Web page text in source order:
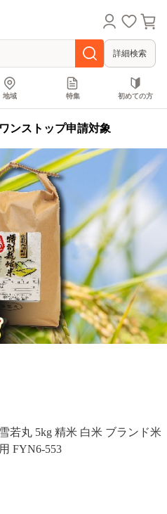
詳細検索
地域 特集 初めての方
ンストップ申請対象
若丸 5kg 精米 白米 ブランド米
FYN6-553